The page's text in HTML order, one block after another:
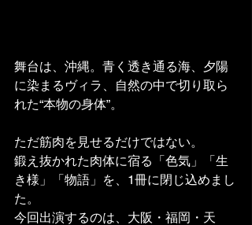
舞台は、沖縄。青く透き通る海、夕陽
に染まるヴィラ、自然の中で切り取ら
れた“本物の身体”。
ただ筋肉を見せるだけではない。
鍛え抜かれた肉体に宿る「色気」「生
き様」「物語」を、1冊に閉じ込めまし
た。
今回出演するのは、大阪・福岡・天